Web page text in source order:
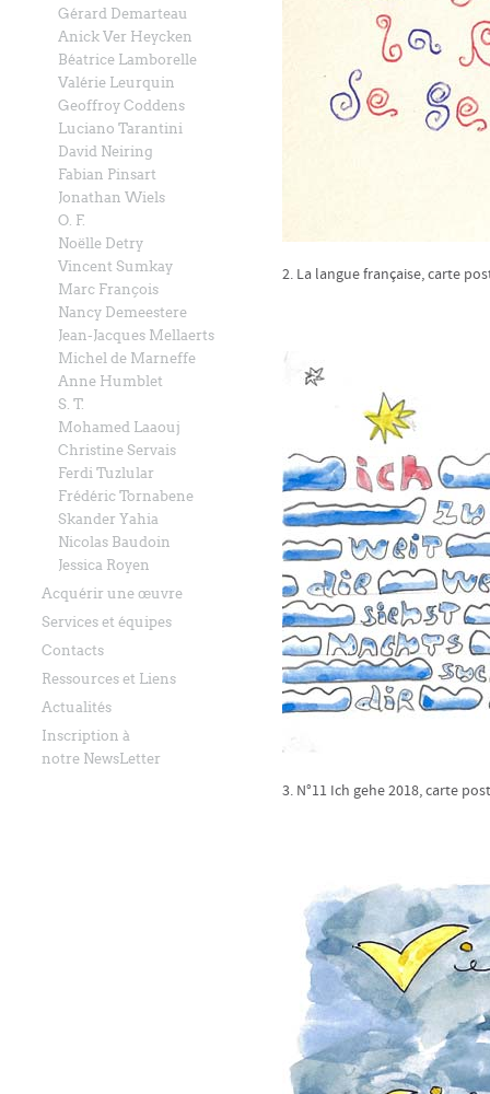
Gérard Demarteau
Anick Ver Heycken
Béatrice Lamborelle
Valérie Leurquin
Geoffroy Coddens
Luciano Tarantini
David Neiring
Fabian Pinsart
Jonathan Wiels
O. F.
Noëlle Detry
Vincent Sumkay
Marc François
Nancy Demeestere
Jean-Jacques Mellaerts
Michel de Marneffe
Anne Humblet
S. T.
Mohamed Laaouj
Christine Servais
Ferdi Tuzlular
Frédéric Tornabene
Skander Yahia
Nicolas Baudoin
Jessica Royen
Acquérir une œuvre
Services et équipes
Contacts
Ressources et Liens
Actualités
Inscription à
notre NewsLetter
2. La langue française, carte
3. N°11 Ich gehe 2018, carte